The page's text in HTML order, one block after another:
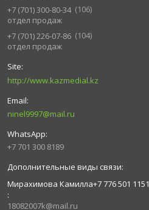
+7 (701) 300-80-34
106
отдел продаж
+7 (701) 226-07-86
104
отдел продаж
http://www.kazmedial.kz
ninel9997@mail.ru
+7 701 300 8189
Мирахимова Камилла+7 776 501 1151
18082007k@mail.ru